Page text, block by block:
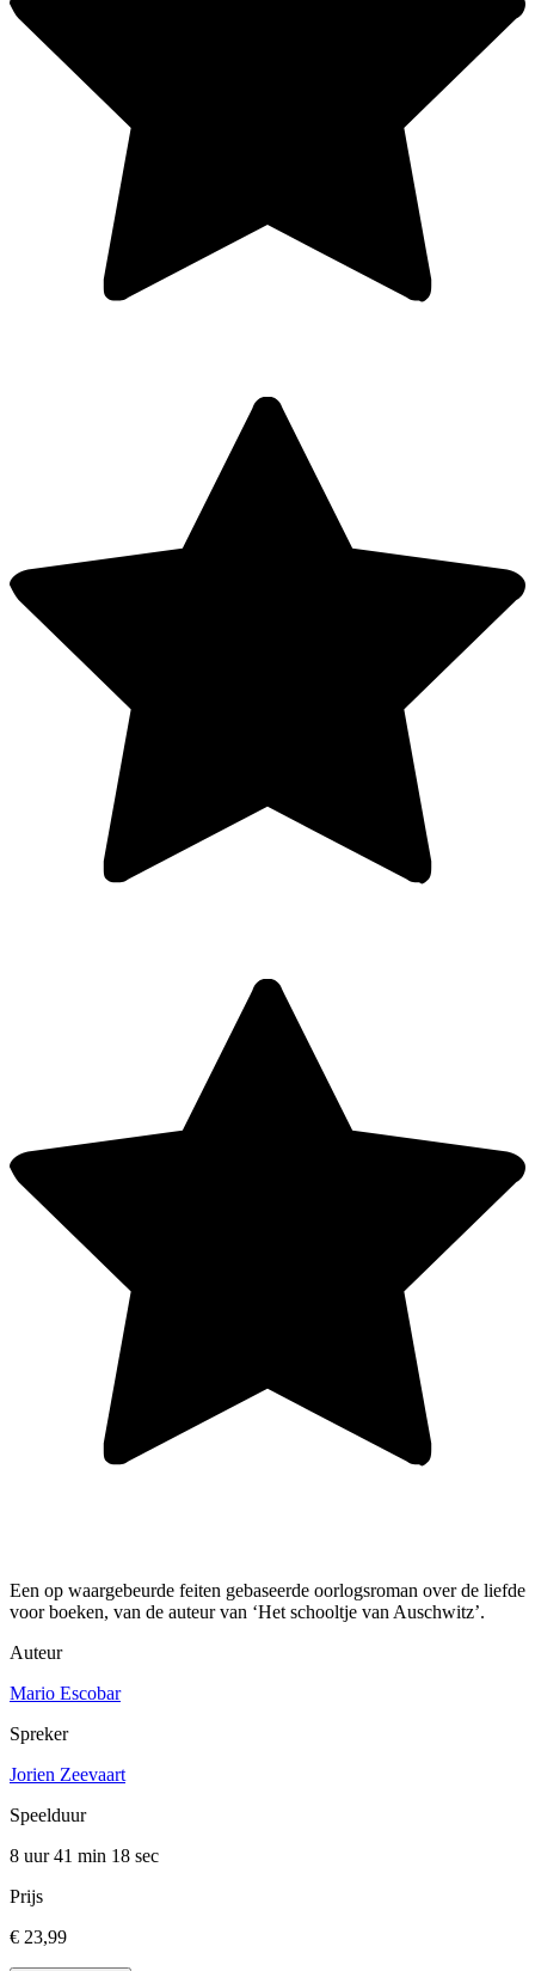
Een op waargebeurde feiten gebaseerde oorlogsroman over de liefde
voor boeken, van de auteur van ‘Het schooltje van Auschwitz’.
Auteur
Mario Escobar
Spreker
Jorien Zeevaart
Speelduur
8 uur 41 min 18 sec
Prijs
€ 23,99